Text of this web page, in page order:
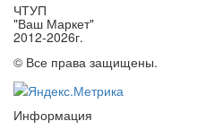
ЧТУП
"Ваш Маркет"
2012-2026г.
© Все права защищены.
Информация